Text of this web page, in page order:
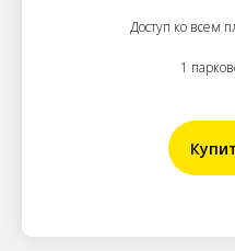
Доступ ко всем
1